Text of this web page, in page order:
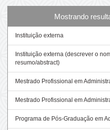
Mostrando
Instituição externa
Instituição externa (descrever o
resumo/abstract)
Mestrado Profissional em
Mestrado Profissional em
Programa de Pós-Graduação em